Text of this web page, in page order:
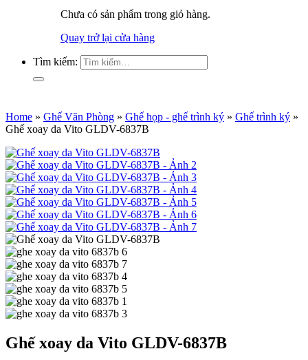
Chưa có sản phẩm trong giỏ hàng.
Quay trở lại cửa hàng
Tìm kiếm:
Home » Ghế Văn Phòng » Ghế họp - ghế trình ký » Ghế trình ký »
Ghế xoay da Vito GLDV-6837B
Ghế xoay da Vito GLDV-6837B